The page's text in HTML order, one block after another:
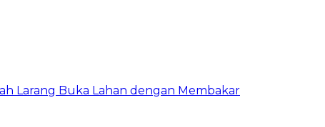
Larang Buka Lahan dengan Membakar